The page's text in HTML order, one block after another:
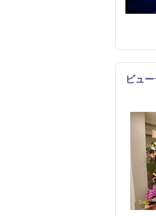
ビュ